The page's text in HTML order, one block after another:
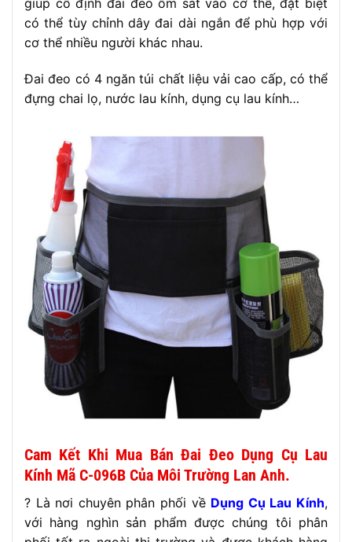
có thể tùy chỉnh dây đai dài ngắn để phù hợp với
cơ thể nhiều người khác nhau.
Đai đeo có 4 ngăn túi chất liệu vải cao cấp, có thể
đựng chai lọ, nước lau kính, dụng cụ lau kính…
Cam Kết Khi Mua Bán Đai Đeo Dụng Cụ Lau
Kính Mã C-096B Của Môi Trường Lan Anh.
? Là nơi chuyên phân phối về Dụng Cụ Lau Kính,
với hàng nghìn sản phẩm được chúng tôi phân